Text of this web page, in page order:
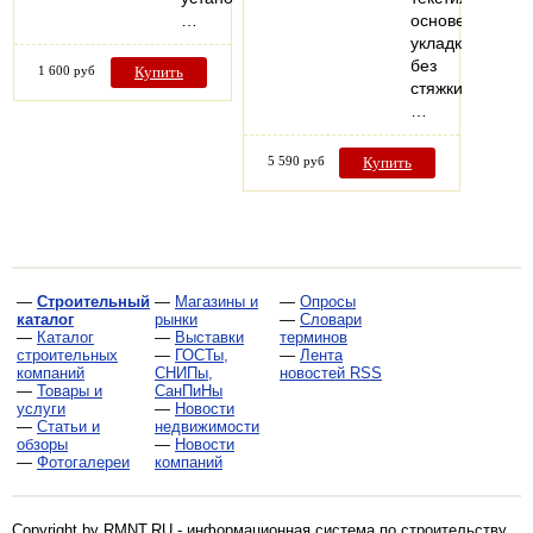
1 600 руб Купить
основе,
укладка
без
стяжки,
5 590 руб Купить
— Строительный
каталог
— Каталог
строительных
компаний
— Товары и
услуги
— Статьи и
обзоры
— Фотогалереи
— Магазины и
рынки
— Выставки
— ГОСТы,
СНИПы,
СанПиНы
— Новости
недвижимости
— Новости
компаний
— Опросы
— Словари
терминов
— Лента
новостей RSS